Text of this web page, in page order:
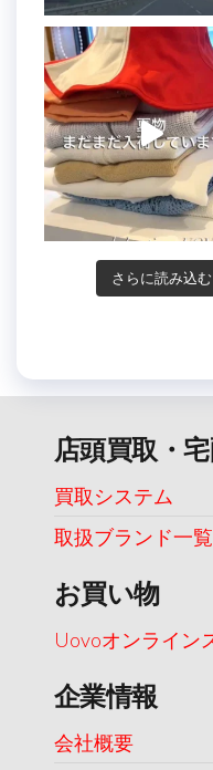
さらに読み込む
店頭買取・
買取システム
取扱ブランド一覧
お買い物
Uovoオンライン
企業情報
会社概要